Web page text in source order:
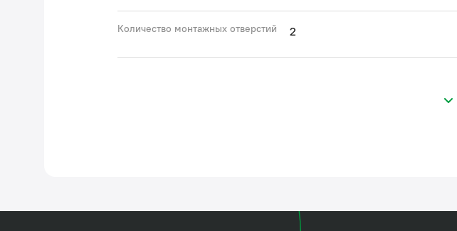
Количество монтажных отверстий 2